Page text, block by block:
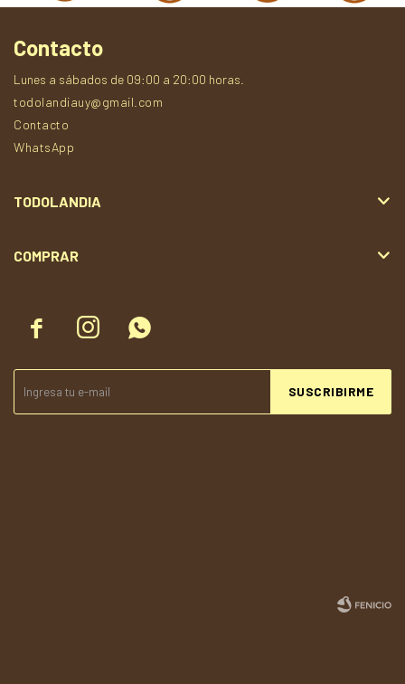
  
SUSCRIBIRME
Contacto
Lunes a sábados de 09:00 a 20:00 horas.
todolandiauy@gmail.com
Contacto
WhatsApp
TODOLANDIA
COMPRAR